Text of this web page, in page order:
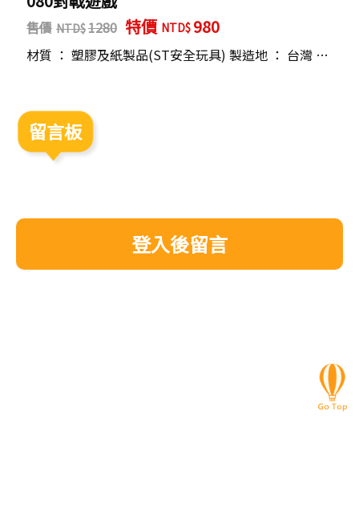
售價 1280 特價 980
材質 ： 塑膠及紙製品(ST安全玩具) 製造地 ： 台灣 …
留言板
登入後留言